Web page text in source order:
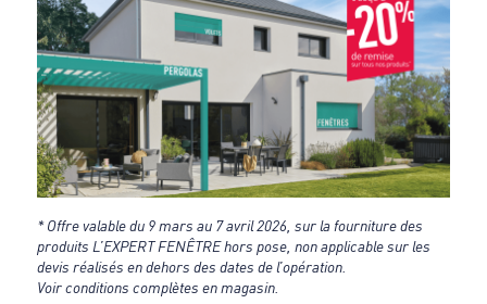
* Offre valable du 9 mars au 7 avril 2026, sur la fourniture des
produits L’EXPERT FENÊTRE hors pose, non applicable sur les
devis réalisés en dehors des dates de l’opération.
Voir conditions complètes en magasin.